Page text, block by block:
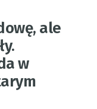
ale
w